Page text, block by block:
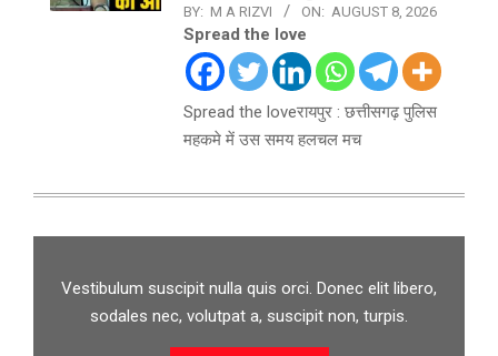
BY: M A RIZVI ON: AUGUST 8, 2026
Spread the love
Spread the loveरायपुर : छत्तीसगढ़ पुलिस
महकमे में उस समय हलचल मच
Vestibulum suscipit nulla quis orci. Donec elit libero,
sodales nec, volutpat a, suscipit non, turpis.